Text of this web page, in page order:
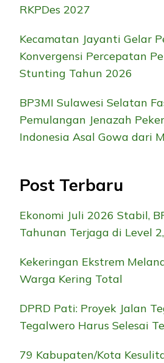
RKPDes 2027
Kecamatan Jayanti Gelar
Konvergensi Percepatan
Stunting Tahun 2026
BP3MI Sulawesi Selatan
Pemulangan Jenazah
Indonesia Asal Gowa dari
Post Terbaru
Ekonomi Juli 2026 Stabil,
Tahunan Terjaga di Level
Kekeringan Ekstrem
Warga Kering Total
DPRD Pati: Proyek Jalan
Tegalwero Harus Selesai
79 Kabupaten/Kota